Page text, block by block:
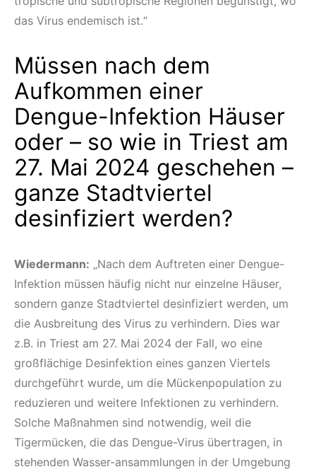
das Virus endemisch ist.“
Müssen nach dem
Aufkommen einer
Dengue-Infektion Häuser
oder – so wie in Triest am
27. Mai 2024 geschehen –
ganze Stadtviertel
desinfiziert werden?
Wiedermann: „Nach dem Auftreten einer Dengue-
Infektion müssen häufig nicht nur einzelne Häuser,
sondern ganze Stadtviertel desinfiziert werden, um
die Ausbreitung des Virus zu verhindern. Dies war
z.B. in Triest am 27. Mai 2024 der Fall, wo eine
großflächige Desinfektion eines ganzen Viertels
durchgeführt wurde, um die Mückenpopulation zu
reduzieren und weitere Infektionen zu verhindern.
Solche Maßnahmen sind notwendig, weil die
Tigermücken, die das Dengue-Virus übertragen, in
stehenden Wasser-ansammlungen in der Umgebung